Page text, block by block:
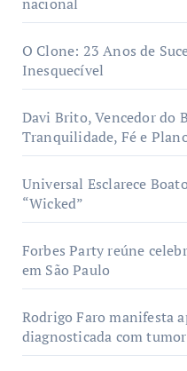
O Clone: 23 Anos de
Inesquecível
Davi Brito, Vencedor do
Tranquilidade, Fé e
Universal Esclarece
“Wicked”
Forbes Party reúne
em São Paulo
Rodrigo Faro manifesta
diagnosticada com